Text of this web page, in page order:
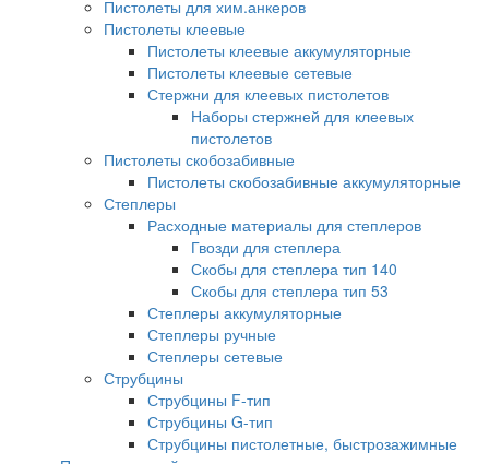
Пистолеты для хим.анкеров
Пистолеты клеевые
Пистолеты клеевые аккумуляторные
Пистолеты клеевые сетевые
Стержни для клеевых пистолетов
Наборы стержней для клеевых
пистолетов
Пистолеты скобозабивные
Пистолеты скобозабивные аккумуляторные
Степлеры
Расходные материалы для степлеров
Гвозди для степлера
Скобы для степлера тип 140
Скобы для степлера тип 53
Степлеры аккумуляторные
Степлеры ручные
Степлеры сетевые
Струбцины
Струбцины F-тип
Струбцины G-тип
Струбцины пистолетные, быстрозажимные